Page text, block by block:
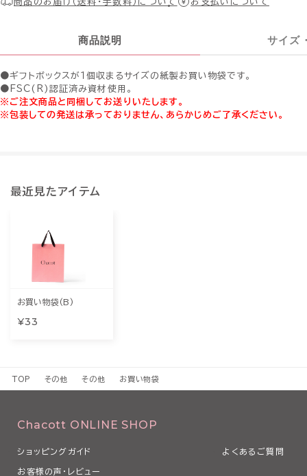
商品説明 サイズ
●ギフトボックスが１個収まるサイズの紙製お買い物袋です。
●FSC(R)認証済み資材使用。
※ご注文商品と同梱してお送りいたします。
※包装しての発送は承っておりません、あらかじめご了承ください。
最近見たアイテム
お買い物袋(B)
¥33
TOP その他 その他 お買い物袋
Chacott ONLINE SHOP
ショッピングガイド よくあるご質問
お客様の声・レビュー